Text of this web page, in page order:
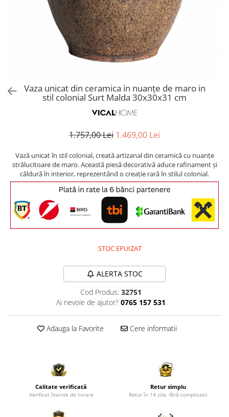
Masute Laterale
Accesorii mese
Canapele Extensibile
Canapele Sezlong
Masute de toaleta
Console
Fotolii
Taburete si pufuri
Banchete, Bancute
Comode TV
Biblioteci si Rafturi
Rafturi de perete
Mobilier bar
Umbrele Exterior
Accesorii Exterior
Ghivece, Vase Exterior
Usi Decorative
Coloane decorative
Trofee, Taxidermii, Busturi
Cufere si valize decorative
Cutii decorative
Ghivece, Suporturi flori
Opritoare pentru usi
Organizator obiecte mici
Oglinzi cu picior
Vaza unicat din ceramica in nuanțe de maro in
stil colonial Surt Malda 30x30x31 cm
1.757,00 Lei 1.469,00 Lei
Vază unicat în stil colonial, creată artizanal din ceramică cu nuanțe
strălucitoare de maro. Această piesă decorativă aduce rafinament și
căldură în interior, reprezentând o creație rară în stilul colonial.
STOC EPUIZAT
ALERTA STOC
Cod Produs: 32751
Ai nevoie de ajutor? 0765 157 531
Adauga la Favorite Cere informatii
Calitate verificată
Verificat înainte de livrare
Retur simplu
Retur în 14 zile, fără complicații